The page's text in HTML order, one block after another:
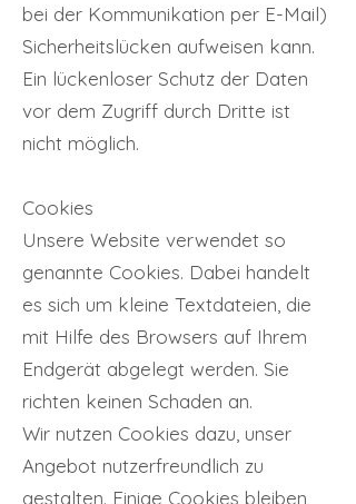
bei der Kommunikation per E-Mail)
Sicherheitslücken aufweisen kann.
Ein lückenloser Schutz der Daten
vor dem Zugriff durch Dritte ist
nicht möglich.
Cookies
Unsere Website verwendet so
genannte Cookies. Dabei handelt
es sich um kleine Textdateien, die
mit Hilfe des Browsers auf Ihrem
Endgerät abgelegt werden. Sie
richten keinen Schaden an.
Wir nutzen Cookies dazu, unser
Angebot nutzerfreundlich zu
gestalten. Einige Cookies bleiben